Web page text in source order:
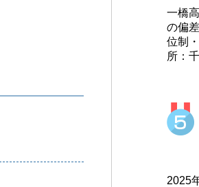
一橋
の偏
位制
所：
2025